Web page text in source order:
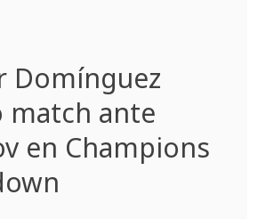
Domínguez
match ante
en Champions